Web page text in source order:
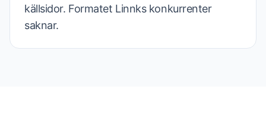
källsidor. Formatet Linnks konkurrenter
saknar.